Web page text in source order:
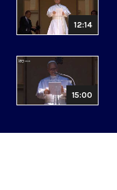
12:14
15:00